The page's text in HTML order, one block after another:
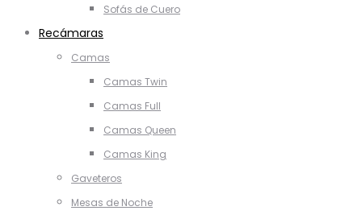
Sofás de Cuero
Recámaras
Camas
Camas Twin
Camas Full
Camas Queen
Camas King
Gaveteros
Mesas de Noche